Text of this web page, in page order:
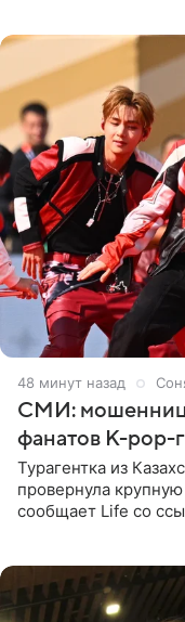
48 минут назад
СМИ:
фанатов K-pop-
Турагентка из
провернула
сообщает Life со